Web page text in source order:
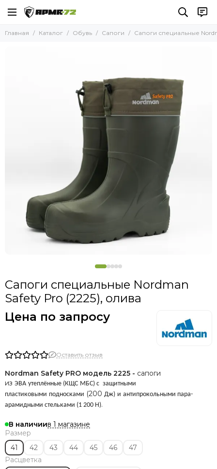
Обувь
Главная Каталог Обувь Сапоги Сапоги специальные
Сапоги специальные Nordman
Safety Pro (2225), олива
Цена по запросу
Оставить отзыв
Nordman Safety PRO модель 2225 - сапоги
из ЭВА утеплённые (КЩС МБС) с защитными
пластиковыми подносками (200 Дж) и антипрокольными пара-
арамидными стельками (1 200 Н).
В наличиив 1 магазине
Размер
41
42 43 44 45 46
47
Расцветка